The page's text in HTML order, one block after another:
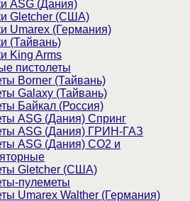
ASG (Дания)
Gletcher (США)
Umarex (Германия)
(Тайвань)
King Arms
пистолеты
Borner (Тайвань)
Galaxy (Тайвань)
Байкал (Россия)
ASG (Дания) Спринг
ASG (Дания) ГРИН-ГАЗ
ASG (Дания) CO2 и
Gletcher (США)
пулеметы
Umarex Walther (Германия)